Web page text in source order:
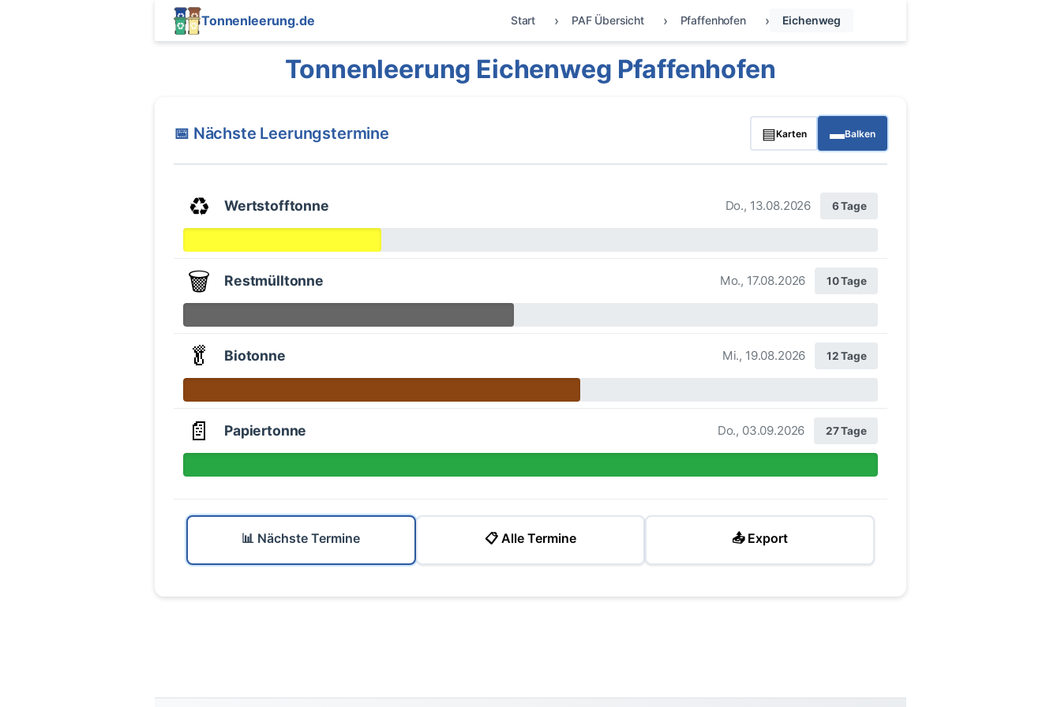
Tonnenleerung.de Start PAF Übersicht Pfaffenhofen Eichenweg
Tonnenleerung Eichenweg Pfaffenhofen
📅 Nächste Leerungstermine ▤Karten ▬Balken
♻️ Wertstofftonne Do., 13.08.2026 6 Tage
🗑️ Restmülltonne Mo., 17.08.2026 10 Tage
🥬 Biotonne Mi., 19.08.2026 12 Tage
📄 Papiertonne Do., 03.09.2026 27 Tage
📊 Nächste Termine 📋 Alle Termine 📤 Export